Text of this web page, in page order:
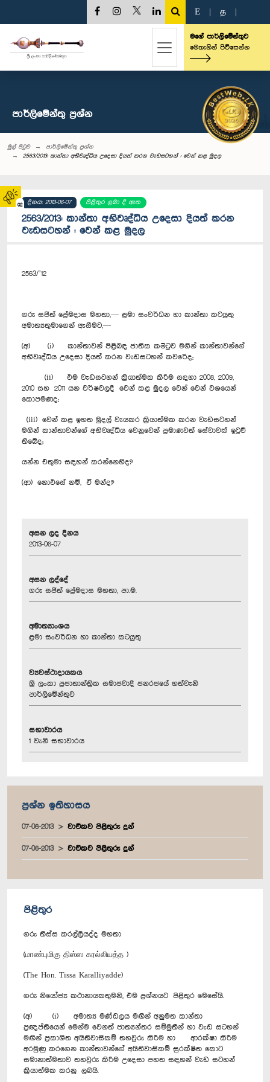
02
E த
මගේ පාර්ලිමේන්තුව
මෙතැනින් පිවිසෙන්න
පාර්ලි‌මේන්තු‌ ප්‍රශ්න
මුල් පිටුව
පාර්ලි‌මේන්තු‌ ප්‍රශ්න
2563/2013: කාන්තා අභිවෘද්ධිය උදෙසා දියත් කරන වැඩසටහන් : වෙන් කළ මුදල
දිනය: 2013-06-07 පිළිතුර ලබා දී ඇත
2563/2013: කාන්තා අභිවෘද්ධිය උදෙසා දියත් කරන
වැඩසටහන් : වෙන් කළ මුදල
2563/’12
ගරු සජිත් ප්‍රේමදාස මහතා,— ළමා සංවර්ධන හා කාන්තා කටයුතු
අමාත්‍යතුමාගෙන් ඇසීමට,—
(අ) (i) කාන්තාවන් පිළිබඳ ජාතික කමිටුව මගින් කාන්තාවන්ගේ
අභිවෘද්ධිය උදෙසා දියත් කරන වැඩසටහන් කවරේද;
(ii) එම වැඩසටහන් ක්‍රියාත්මක කිරීම සඳහා 2008, 2009,
2010 සහ 2011 යන වර්ෂවලදී වෙන් කළ මුදල වෙන් වෙන් වශයෙන්
කොපමණද;
(iii) වෙන් කළ ඉහත මුදල් වැයකර ක්‍රියාත්මක කරන වැඩසටහන්
මගින් කාන්තාවන්ගේ අභිවෘද්ධිය වෙනුවෙන් ප්‍රමාණවත් සේවාවක් ඉටුවී
තිබේද;
යන්න එතුමා සඳහන් කරන්නෙහිද?
(ආ) නොඑසේ නම්, ඒ මන්ද?
අසන ලද දිනය
2013-06-07
අසන ලද්දේ
ගරු සජිත් ප්‍රේමදාස මහතා, පා.ම.
අමාත්‍යාංශය
ළමා සංවර්ධන හා කාන්තා කටයුතු
ව්‍යවස්ථාදායකය
ශ්‍රී ලංකා ප්‍රජාතාන්ත්‍රික සමාජවාදී ජනරජයේ හත්වැනි
පාර්ලිමේන්තුව
සභාවාරය
1 වැනි සභාවාරය
ප්‍රශ්න ඉතිහාසය
07-06-2013 වාචිකව පිළිතුරු දුන්
07-06-2013 වාචිකව පිළිතුරු දුන්
පිළිතුර
ගරු තිස්ස කරල්ලියද්ද මහතා
(மாண்புமிகு திஸ்ஸ கரல்லியத்த )
(The Hon. Tissa Karalliyadde)
ගරු නියෝජ්‍ය කථානායකතුමනි, එම ප්‍රශ්නයට පිළිතුර මෙසේයි.
(අ) (i) අමාත්‍ය මණ්ඩලය මඟින් අනුමත කාන්තා
ප්‍රඥප්තියෙන් මෙන්ම වෙනත් ජාත්‍යන්තර සම්මුතීන් හා වැඩ සටහන්
මඟින් ප්‍රකාශිත අයිතිවාසිකම් තහවුරු කිරීම හා ආරක්ෂා කිරීම
අරමුණු කරගෙන කාන්තාවන්ගේ අයිතිවාසිකම් සුරක්ෂිත කොට
සමානාත්මතාව තහවුරු කිරීම උදෙසා පහත සඳහන් වැඩ සටහන්
ක්‍රියාත්මක කරනු ලබයි.